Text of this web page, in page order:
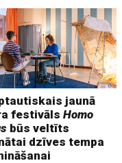
jaunā
festivālsHomo
būs veltīts
dzīves tempa